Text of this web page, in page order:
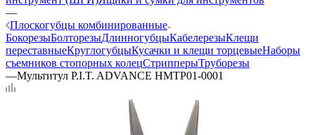
—
Плоскогубцы комбинированные
БокорезыБолторезыДлинногубцыКабелерезыКлещи
переставныеКруглогубцыКусачки и клещи торцевыеНаборы
съемников стопорных колецСтрипперыТруборезы
—Мультитул P.I.T. ADVANCE HMTP01-0001